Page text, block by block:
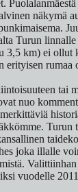
näkymä
Turun
3,5 km) ei ollut
erityisen rumaa
tai
nuo
Turun
joka illalle
vuodelle